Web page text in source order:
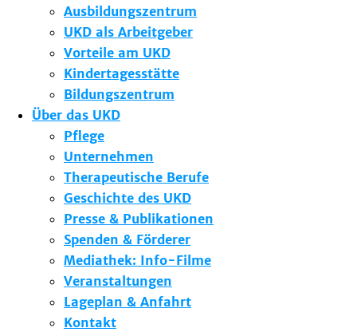
Ausbildungszentrum
UKD als Arbeitgeber
Vorteile am UKD
Kindertagesstätte
Bildungszentrum
Über das UKD
Pflege
Unternehmen
Therapeutische Berufe
Geschichte des UKD
Presse & Publikationen
Spenden & Förderer
Mediathek: Info-Filme
Veranstaltungen
Lageplan & Anfahrt
Kontakt